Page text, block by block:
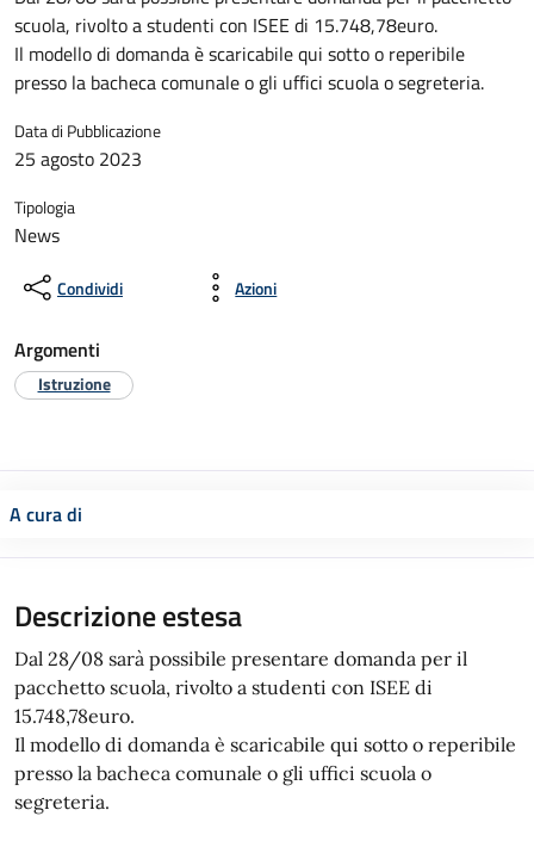
scuola, rivolto a studenti con ISEE di 15.748,78euro.
Il modello di domanda è scaricabile qui sotto o reperibile
presso la bacheca comunale o gli uffici scuola o segreteria.
Data di Pubblicazione
25 agosto 2023
Tipologia
News
Condividi Azioni
Argomenti
Istruzione
A cura di
Descrizione estesa
Dal 28/08 sarà possibile presentare domanda per il
pacchetto scuola, rivolto a studenti con ISEE di
15.748,78euro.
Il modello di domanda è scaricabile qui sotto o reperibile
presso la bacheca comunale o gli uffici scuola o
segreteria.